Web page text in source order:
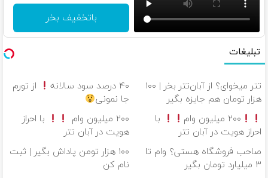
باتخفیف بخر
تبلیغات
تتر میخوای؟ از آبان‌تتر بخر | ۱۰۰
هزار تومان هم جایزه بگیر
۴۰ درصد سود سالانه
از تورم
جا نمونی
۲۰۰ میلیون وام
با
احراز هویت در آبان تتر
۲۰۰ میلیون وام
با احراز
هویت در آبان تتر
صاحب فروشگاه هستی؟ وام تا
۳ میلیارد تومان بگیر
۱۰۰ هزار تومن پاداش بگیر | ثبت
نام کن